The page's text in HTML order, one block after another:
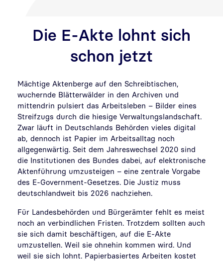
Die E-Akte lohnt sich
schon jetzt
Mächtige Aktenberge auf den Schreibtischen,
wuchernde Blätterwälder in den Archiven und
mittendrin pulsiert das Arbeitsleben – Bilder eines
Streifzugs durch die hiesige Verwaltungslandschaft.
Zwar läuft in Deutschlands Behörden vieles digital
ab, dennoch ist Papier im Arbeitsalltag noch
allgegenwärtig. Seit dem Jahreswechsel 2020 sind
die Institutionen des Bundes dabei, auf elektronische
Aktenführung umzusteigen – eine zentrale Vorgabe
des E-Government-Gesetzes. Die Justiz muss
deutschlandweit bis 2026 nachziehen.
Für Landesbehörden und Bürgerämter fehlt es meist
noch an verbindlichen Fristen. Trotzdem sollten auch
sie sich damit beschäftigen, auf die E-Akte
umzustellen. Weil sie ohnehin kommen wird. Und
weil sie sich lohnt. Papierbasiertes Arbeiten kostet